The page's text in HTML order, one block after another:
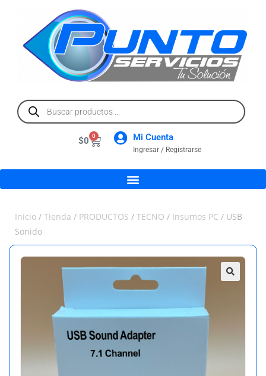
$0 0 Mi Cuenta
Ingresar / Registrarse
Inicio / Tienda / PRODUCTOS / TECNO / Insumos PC / USB
Sonido